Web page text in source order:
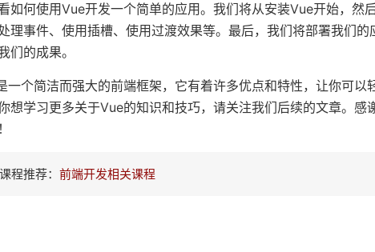
如何使用Vue开发一个简单的应用。我们将从安装Vue开始，然
理事件、使用插槽、使用过渡效果等。最后，我们将部署我们
们的成果。
一个简洁而强大的前端框架，它有着许多优点和特性，让你可以
想学习更多关于Vue的知识和技巧，请关注我们后续的文章。感
程推荐： 前端开发相关课程